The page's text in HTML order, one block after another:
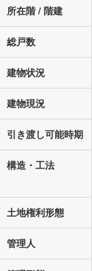
所在階 / 階建
総戸数
建物状況
建物現況
引き渡し可能時期
構造・工法
土地権利形態
管理人